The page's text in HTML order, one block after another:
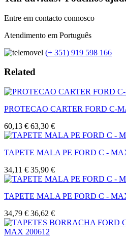
Entre em contacto connosco
Atendimento em Português
(+ 351) 919 598 166
Related
PROTECAO CARTER FORD C-
60,13 € 63,30 €
TAPETE MALA PE FORD C -
34,11 € 35,90 €
TAPETE MALA PE FORD C -
34,79 € 36,62 €